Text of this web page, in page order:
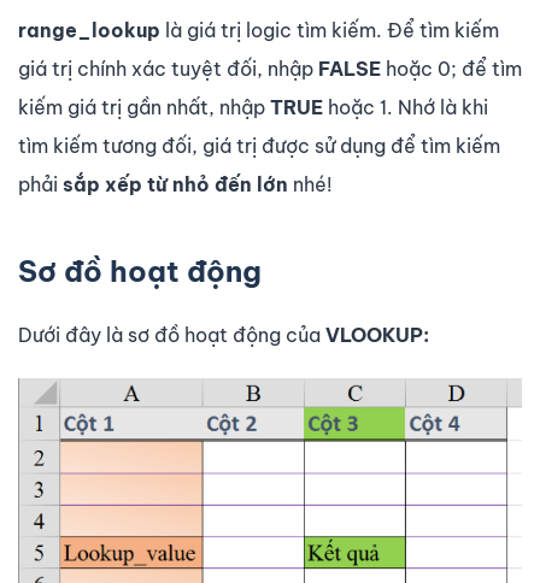
range_lookup là giá trị logic tìm kiếm. Để tìm kiếm
giá trị chính xác tuyệt đối, nhập FALSE hoặc 0; để tìm
kiếm giá trị gần nhất, nhập TRUE hoặc 1. Nhớ là khi
tìm kiếm tương đối, giá trị được sử dụng để tìm kiếm
phải sắp xếp từ nhỏ đến lớn nhé!
Sơ đồ hoạt động
Dưới đây là sơ đồ hoạt động của VLOOKUP: